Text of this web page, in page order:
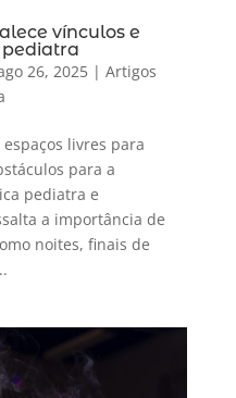
vínculos e
26, 2025| Artigos
livres para
para a
pediatra e
a importância de
noites, finais de